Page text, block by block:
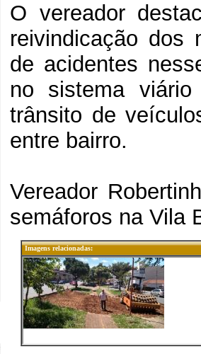
O vereador
reivindicação dos
de acidentes
no sistema
trânsito de
entre bairro.
Vereador
semáforos na Vila
Imagens relacionadas: